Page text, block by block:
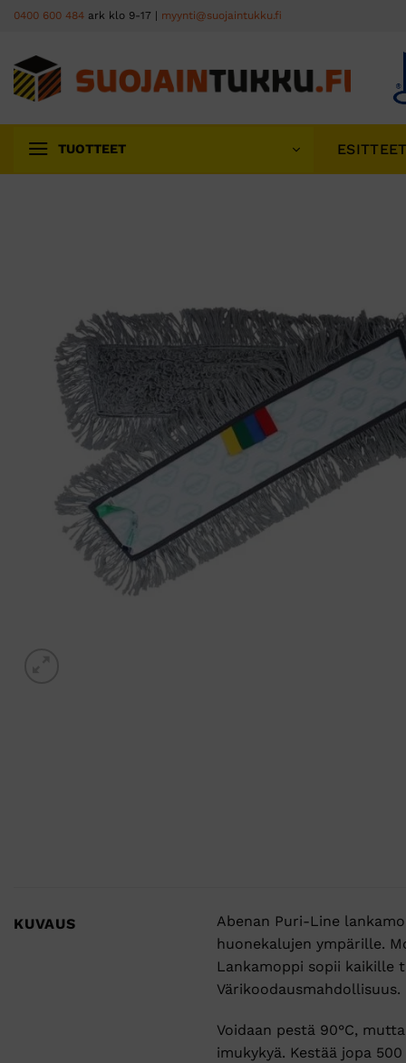
Skip
content
0400 600 484 ark klo 9-17 | myynti@suojaintukku.fi
TUOTTEET ESITTEET
KUVAUS
Abenan Puri-Line
huonekalujen ympärille.
Lankamoppi sopii kaikille
Värikoodausmahdollisuus.
Voidaan pestä 90°C,
imukykyä. Kestää jopa